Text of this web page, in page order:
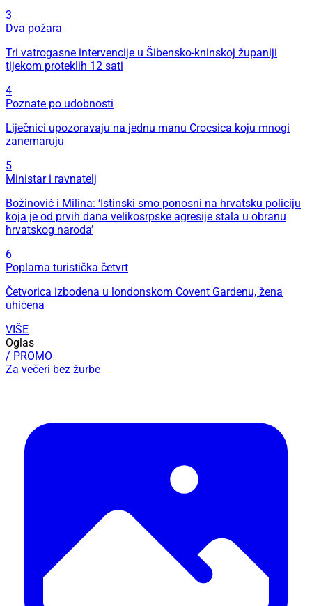
3
Dva požara
Tri vatrogasne intervencije u Šibensko-kninskoj županiji
tijekom proteklih 12 sati
4
Poznate po udobnosti
Liječnici upozoravaju na jednu manu Crocsica koju mnogi
zanemaruju
5
Ministar i ravnatelj
Božinović i Milina: ‘Istinski smo ponosni na hrvatsku policiju
koja je od prvih dana velikosrpske agresije stala u obranu
hrvatskog naroda’
6
Poplarna turistička četvrt
Četvorica izbodena u londonskom Covent Gardenu, žena
uhićena
VIŠE
Oglas
/ PROMO
Za večeri bez žurbe